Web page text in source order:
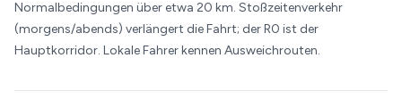
Normalbedingungen über etwa 20 km. Stoßzeitenverkehr
(morgens/abends) verlängert die Fahrt; der R0 ist der
Hauptkorridor. Lokale Fahrer kennen Ausweichrouten.